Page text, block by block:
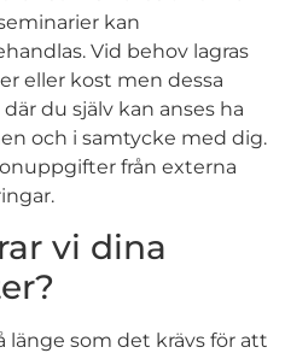
kan
Vid behov lagras
eller kost men dessa
du själv kan anses ha
och i samtycke med dig.
från externa
vi dina
länge som det krävs för att